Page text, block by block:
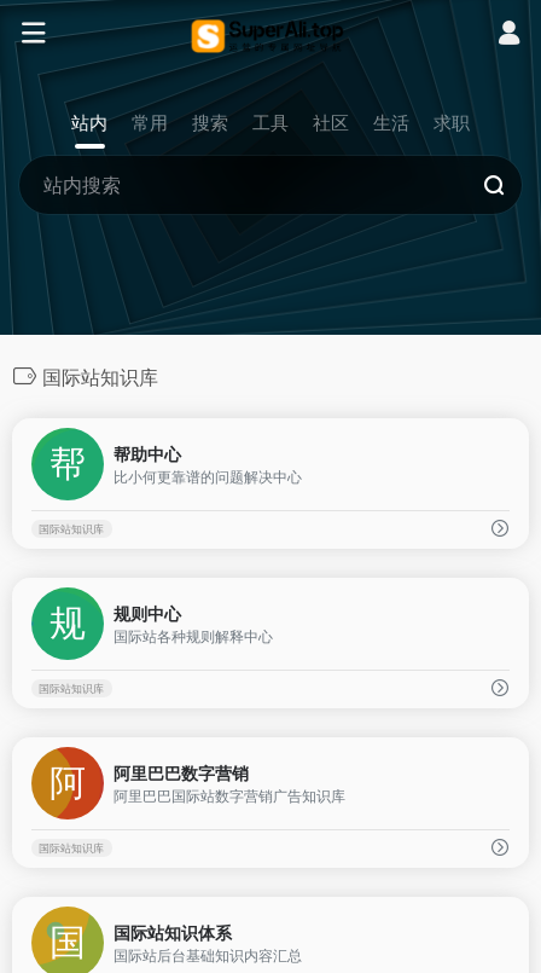
站内 常用 搜索 工具 社区 生活 求职
国际站知识库
帮助中心
比小何更靠谱的问题解决中心
国际站知识库
规则中心
国际站各种规则解释中心
国际站知识库
阿里巴巴数字营销
阿里巴巴国际站数字营销广告知识库
国际站知识库
国际站知识体系
国际站后台基础知识内容汇总